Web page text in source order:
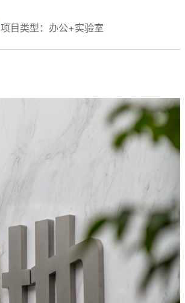
项目类型：办公+实验室